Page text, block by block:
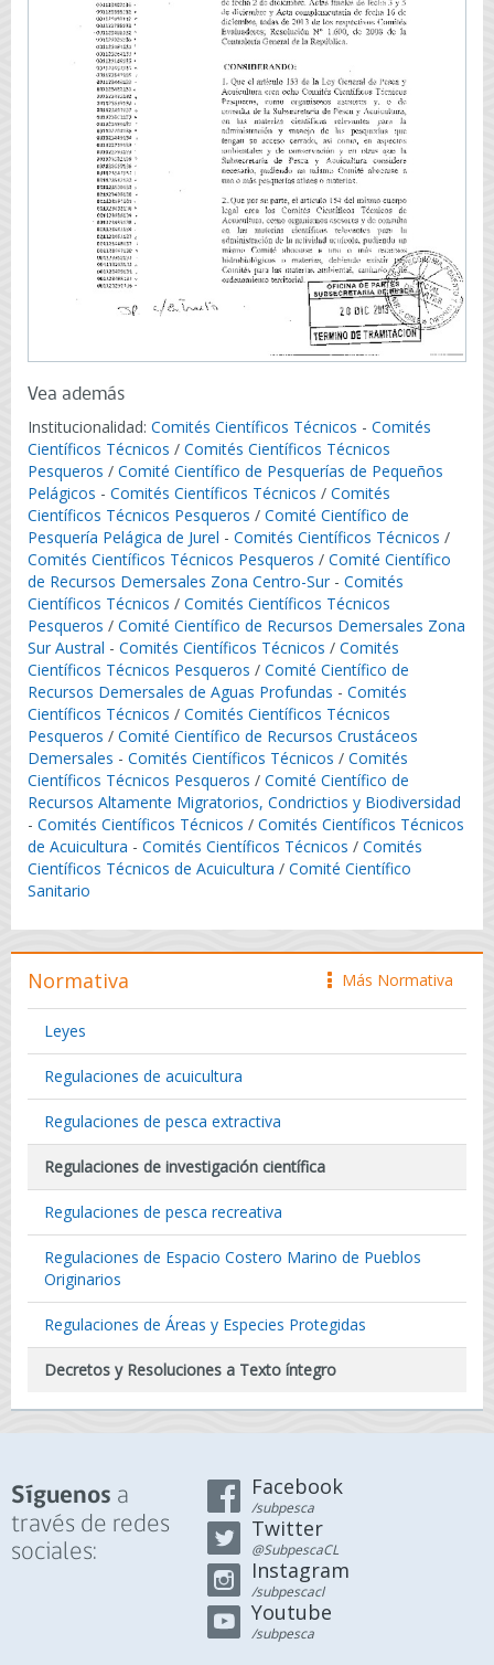
Vea además
Institucionalidad: Comités Científicos Técnicos - Comités
Científicos Técnicos / Comités Científicos Técnicos
Pesqueros / Comité Científico de Pesquerías de Pequeños
Pelágicos - Comités Científicos Técnicos / Comités
Científicos Técnicos Pesqueros / Comité Científico de
Pesquería Pelágica de Jurel - Comités Científicos Técnicos /
Comités Científicos Técnicos Pesqueros / Comité Científico
de Recursos Demersales Zona Centro-Sur - Comités
Científicos Técnicos / Comités Científicos Técnicos
Pesqueros / Comité Científico de Recursos Demersales Zona
Sur Austral - Comités Científicos Técnicos / Comités
Científicos Técnicos Pesqueros / Comité Científico de
Recursos Demersales de Aguas Profundas - Comités
Científicos Técnicos / Comités Científicos Técnicos
Pesqueros / Comité Científico de Recursos Crustáceos
Demersales - Comités Científicos Técnicos / Comités
Científicos Técnicos Pesqueros / Comité Científico de
Recursos Altamente Migratorios, Condrictios y Biodiversidad
- Comités Científicos Técnicos / Comités Científicos Técnicos
de Acuicultura - Comités Científicos Técnicos / Comités
Científicos Técnicos de Acuicultura / Comité Científico
Sanitario
icono
Más Normativa
Normativa
Leyes
Regulaciones de acuicultura
Regulaciones de pesca extractiva
Regulaciones de investigación científica
Regulaciones de pesca recreativa
Regulaciones de Espacio Costero Marino de Pueblos
Originarios
Regulaciones de Áreas y Especies Protegidas
Decretos y Resoluciones a Texto íntegro
Síguenos a
través de redes
sociales:
Facebook
/subpesca
Twitter
@SubpescaCL
Instagram
/subpescacl
Youtube
/subpesca